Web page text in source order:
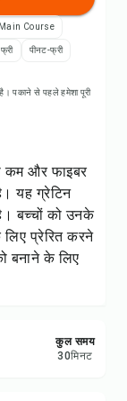
Main Course
पीनट-फ्री
पकाने से पहले हमेशा पूरी
कम और फाइबर
यह ग्रेटिन
बच्चों को उनके
प्रेरित करने
बनाने के लिए
कुल समय
30मिनट